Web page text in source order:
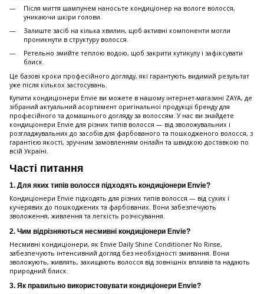
Після миття шампунем наносьте кондиціонер на вологе волосся,
уникаючи шкіри голови.
Залиште засіб на кілька хвилин, щоб активні компоненти могли
проникнути в структуру волосся.
Ретельно змийте теплою водою, щоб закрити кутикулу і зафіксувати
блиск.
Це базові кроки професійного догляду, які гарантують видимий результат
уже після кількох застосувань.
Купити кондиціонери Envie ви можете в нашому інтернет-магазині ZAYA, де
зібраний актуальний асортимент оригінальної продукції бренду для
професійного та домашнього догляду за волоссям. У нас ви знайдете
кондиціонери Envie для різних типів волосся — від зволожувальних і
розгладжувальних до засобів для фарбованого та пошкодженого волосся, з
гарантією якості, зручним замовленням онлайн та швидкою доставкою по
всій Україні.
Часті питання
1. Для яких типів волосся підходять кондиціонери Envie?
Кондиціонери Envie підходять для різних типів волосся — від сухих і
кучерявих до пошкоджених та фарбованих. Вони забезпечують
зволоження, живлення та легкість розчісування.
2. Чим відрізняються несмивні кондиціонери Envie?
Несмивні кондиціонери, як Envie Daily Shine Conditioner No Rinse,
забезпечують інтенсивний догляд без необхідності змивання. Вони
зволожують, живлять, захищають волосся від зовнішніх впливів та надають
природний блиск.
3. Як правильно використовувати кондиціонери Envie?